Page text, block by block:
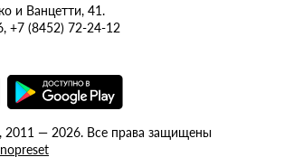
и Ванцетти, 41.
+7 (8452) 72-24-12
2011 — 2026. Все права защищены